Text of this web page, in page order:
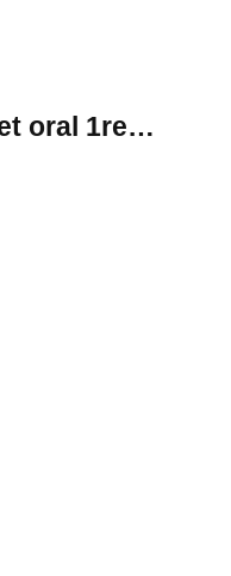
oral 1re…